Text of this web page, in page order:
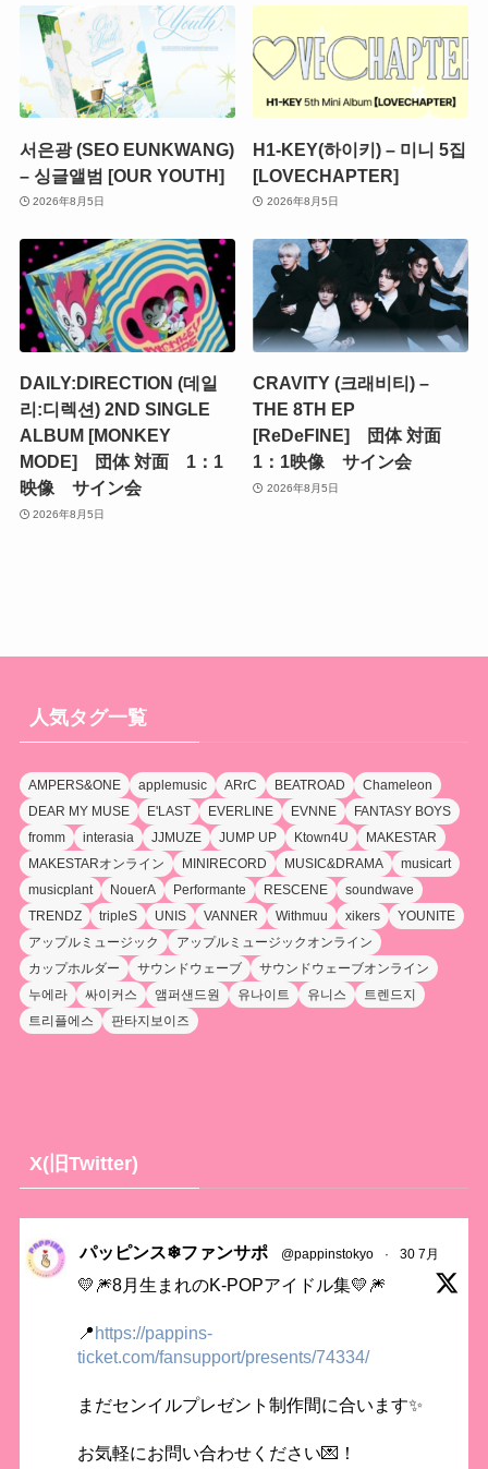
서은광 (SEO EUNKWANG)
– 싱글앨범 [OUR YOUTH]
2026年8月5日
H1-KEY(하이키) – 미니 5집
[LOVECHAPTER]
2026年8月5日
DAILY:DIRECTION (데일
리:디렉션) 2ND SINGLE
ALBUM [MONKEY
MODE] 団体 対面 1：1
映像 サイン会
2026年8月5日
CRAVITY (크래비티) –
THE 8TH EP
[ReDeFINE] 団体 対面
1：1映像 サイン会
2026年8月5日
人気タグ一覧
AMPERS&ONE applemusic ARrC BEATROAD
Chameleon
DEAR MY MUSE
E'LAST EVERLINE EVNNE
FANTASY BOYS
fromm
interasia JJMUZE JUMP UP Ktown4U
MAKESTAR
MAKESTARオンライン
MINIRECORD MUSIC&DRAMA
musicart
musicplant
NouerA Performante RESCENE
soundwave
TRENDZ
tripleS UNIS VANNER Withmuu xikers
YOUNITE
アップルミュージック
アップルミュージックオンライン
カップホルダー
サウンドウェーブ
サウンドウェーブオンライン
누에라
싸이커스 앰퍼샌드원 유나이트 유니스
트렌드지
트리플에스
판타지보이즈
X(旧Twitter)
パッピンス❄ファンサポ @pappinstokyo · 30 7月
💛🎆8月生まれのK-POPアイドル集💛🎆
📍https://pappins-
ticket.com/fansupport/presents/74334/
まだセンイルプレゼント制作間に合います✨
お気軽にお問い合わせください💌！